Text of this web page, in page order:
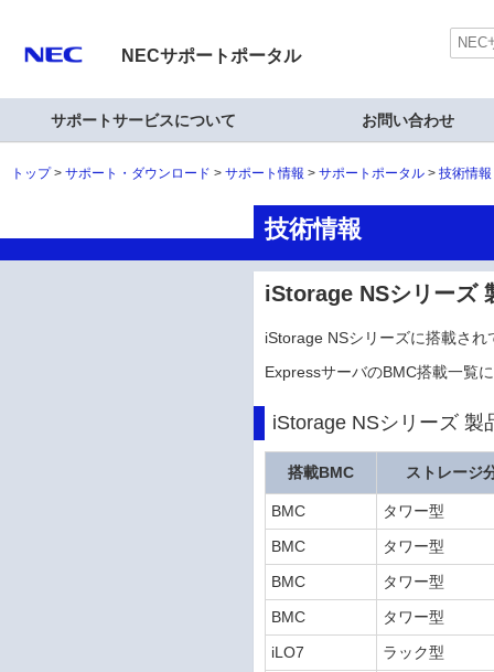
NECサポートポータル
サポートサービスについて お問い合わせ
トップ サポート・ダウンロード サポート情報 サポートポータル 技術情
技術情報
iStorage NSシリーズ
iStorage NSシリーズに搭載さ
ExpressサーバのBMC搭載一覧
iStorage NSシリーズ 製
搭載BMC ストレージ
BMC
タワー型
BMC
タワー型
BMC
タワー型
BMC
タワー型
iLO7
ラック型